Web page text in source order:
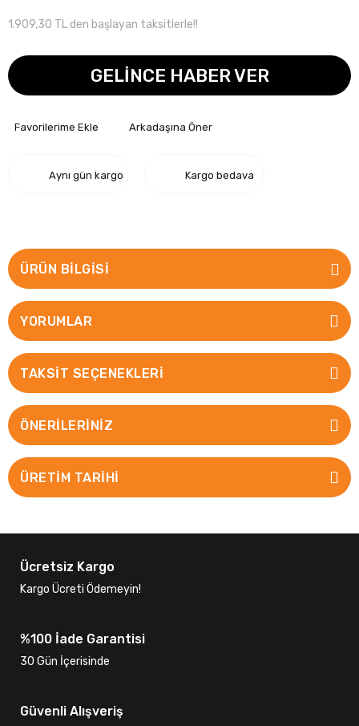
1.909,30 TL den başlayan taksitlerle!!
GELİNCE HABER VER
Arkadaşına Öner
Aynı gün kargo Kargo bedava
ÜRÜN BILGISI
YORUMLAR
TAKSIT SEÇENEKLERI
ÖNERILERINIZ
ÜRETİM TARİHİ
Ücretsiz Kargo
Kargo Ücreti Ödemeyin!
%100 İade Garantisi
30 Gün İçerisinde
Güvenli Alışveriş